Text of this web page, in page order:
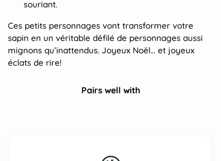
souriant.
Ces petits personnages vont transformer votre
sapin en un véritable défilé de personnages aussi
mignons qu’inattendus. Joyeux Noël… et joyeux
éclats de rire!
Pairs well with